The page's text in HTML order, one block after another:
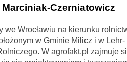
Czerniatowicz
we Wrocławiu na kierunku
w Gminie Milicz i w
W agrofakt.pl zajmuje